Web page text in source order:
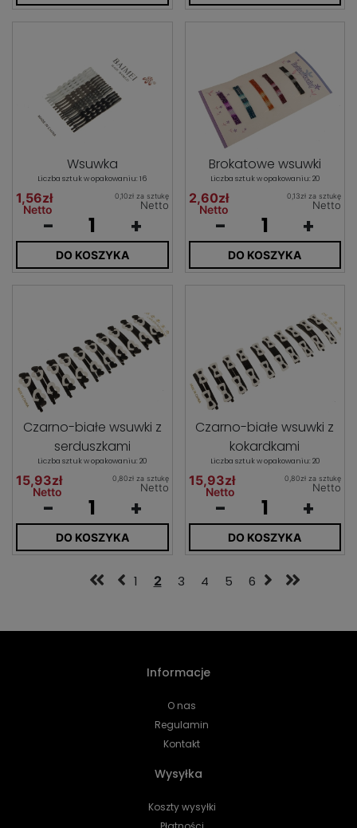
Wsuwka
Liczba sztuk w opakowaniu: 16
1,56zł
Netto
0,10zł za sztukę
Netto
- +
DO KOSZYKA
Brokatowe wsuwki
Liczba sztuk w opakowaniu: 20
2,60zł
Netto
0,13zł za sztukę
Netto
- +
DO KOSZYKA
Czarno-białe wsuwki z
serduszkami
Liczba sztuk w opakowaniu: 20
15,93zł
Netto
0,80zł za sztukę
Netto
- +
DO KOSZYKA
Czarno-białe wsuwki z
kokardkami
Liczba sztuk w opakowaniu: 20
15,93zł
Netto
0,80zł za sztukę
Netto
- +
DO KOSZYKA
1 2 3 4 5 6
Informacje
O nas
Regulamin
Kontakt
Wysyłka
Koszty wysyłki